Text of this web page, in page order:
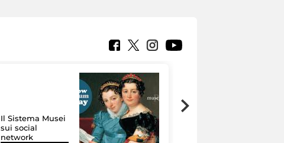
Il Sistema Musei
sui social
network